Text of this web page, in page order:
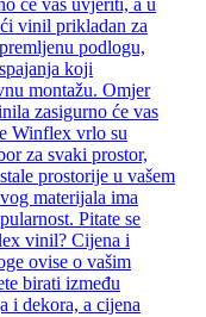
će vas uvjeriti, a u
vinil prikladan za
podlogu,
koji
montažu. Omjer
zasigurno će vas
Winflex vrlo su
za svaki prostor,
prostorije u vašem
materijala ima
Pitate se
vinil? Cijena i
ovise o vašim
birati između
i dekora, a cijena